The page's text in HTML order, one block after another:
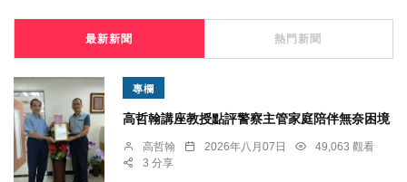
最新新聞 熱門新聞
專欄
高哲翰講座教授點評警察主管家庭陪伴無奈困境
高哲翰 2026年八月07日
49,063 觀看
3 分享